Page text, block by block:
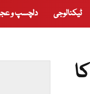
ٹیکنالوجی دلچسپ و